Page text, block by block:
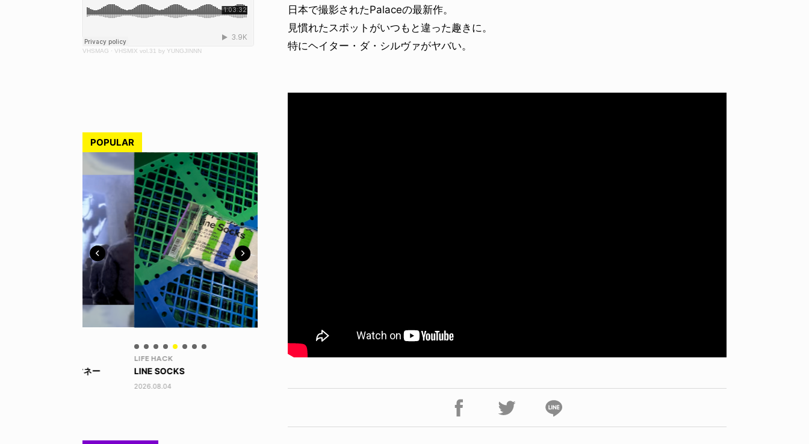
VHSMAG · VHSMIX vol.31 by YUNGJINNN
POPULAR
LINE SOCKS
LIFE HACK
2026.07.28
NEWS
2026.07.31
YO! CHUI
2026.07.31
日本で撮影されたPalaceの最新作。
見慣れたスポットがいつもと違った趣きに。
特にヘイター・ダ・シルヴァがヤバい。